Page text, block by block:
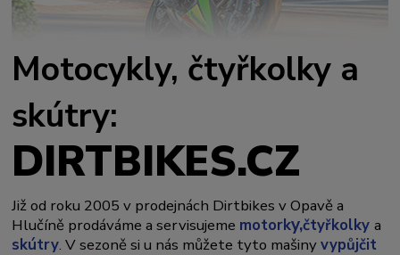
Motocykly, čtyřkolky a
skútry:
DIRTBIKES.CZ
Již od roku 2005 v prodejnách Dirtbikes v Opavě a
Hlučíně prodáváme a servisujeme motorky,čtyřkolkya
skútry. V sezoně si u nás můžete tyto mašinyvypůjčit